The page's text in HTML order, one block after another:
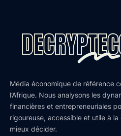
Média économique de référence
l’Afrique. Nous analysons les
financières et entrepreneuriales
rigoureuse, accessible et utile à
mieux décider.